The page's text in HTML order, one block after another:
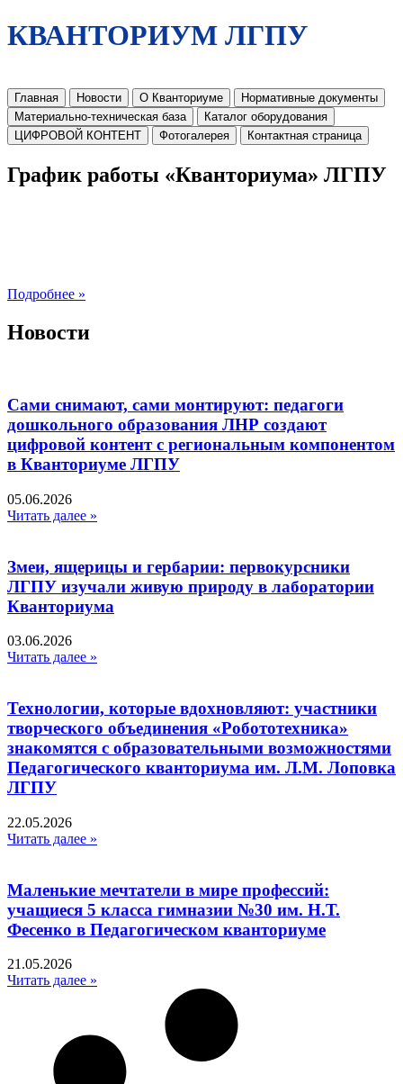
КВАНТОРИУМ ЛГПУ
Главная Новости О Кванториуме
Нормативные документы
Материально-техническая база
Каталог оборудования
ЦИФРОВОЙ КОНТЕНТ
Фотогалерея Контактная страница
График работы «Кванториума» ЛГПУ
Подробнее »
Новости
Сами снимают, сами монтируют: педагоги
дошкольного образования ЛНР создают
цифровой контент с региональным компонентом
в Кванториуме ЛГПУ​
05.06.2026
Читать далее »
Змеи, ящерицы и гербарии: первокурсники
ЛГПУ изучали живую природу в лаборатории
Кванториума
03.06.2026
Читать далее »
Технологии, которые вдохновляют: участники
творческого объединения «Робототехника»
знакомятся с образовательными возможностями
Педагогического кванториума им. Л.М. Лоповка
ЛГПУ
22.05.2026
Читать далее »
Маленькие мечтатели в мире профессий:
учащиеся 5 класса гимназии №30 им. Н.Т.
Фесенко в Педагогическом кванториуме
21.05.2026
Читать далее »